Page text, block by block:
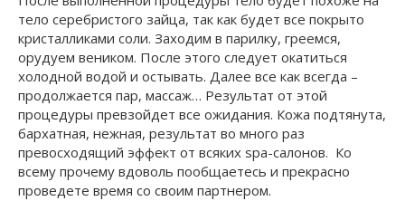
тело серебристого зайца, так как будет все покрыто
кристалликами соли. Заходим в парилку, греемся,
орудуем веником. После этого следует окатиться
холодной водой и остывать. Далее все как всегда –
продолжается пар, массаж… Результат от этой
процедуры превзойдет все ожидания. Кожа подтянута,
бархатная, нежная, результат во много раз
превосходящий эффект от всяких spa-салонов. Ко
всему прочему вдоволь пообщаетесь и прекрасно
проведете время со своим партнером.